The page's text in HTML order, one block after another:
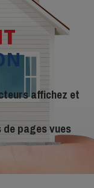
affichez et
pages vues